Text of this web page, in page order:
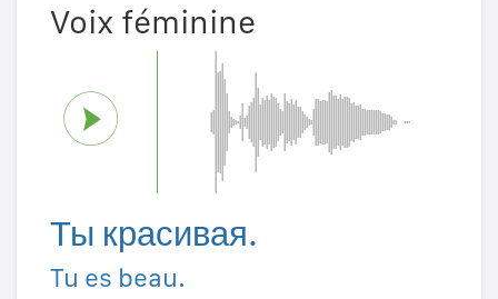
Voix féminine
Ты красивая.
Tu es beau.